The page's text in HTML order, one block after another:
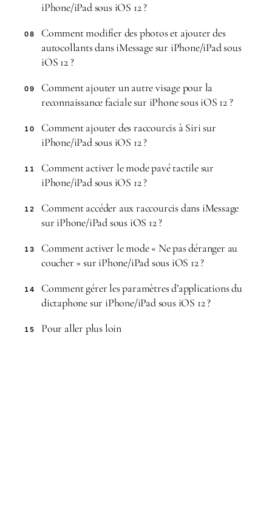
iPhone/iPad sous iOS 12 ?
08
Comment modifier des photos et ajouter des
autocollants dans iMessage sur iPhone/iPad sous
iOS 12 ?
09
Comment ajouter un autre visage pour la
reconnaissance faciale sur iPhone sous iOS 12 ?
10
Comment ajouter des raccourcis à Siri sur
iPhone/iPad sous iOS 12 ?
11
Comment activer le mode pavé tactile sur
iPhone/iPad sous iOS 12 ?
12
Comment accéder aux raccourcis dans iMessage
sur iPhone/iPad sous iOS 12 ?
13
Comment activer le mode « Ne pas déranger au
coucher » sur iPhone/iPad sous iOS 12 ?
14
Comment gérer les paramètres d’applications du
dictaphone sur iPhone/iPad sous iOS 12 ?
15 Pour aller plus loin